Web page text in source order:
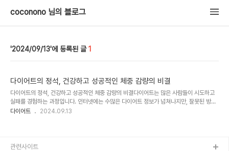
coconono 님의 블로그
2024/09/13 1
다이어트의 정석, 건강하고 성공적인 체중 감량의 비결
다이어트의 정석, 건강하고 성공적인 체중 감량의 비결다이어트는 많은 사람들이 시도하고
실패를 경험하는 과정입니다. 인터넷에는 수많은 다이어트 정보가 넘쳐나지만, 잘못된 방법
으로 다이어트를 진행하면 건강을 해치거나 요요현상을 겪게 될 수 있습니다. 건강하고 지속
건강한 생활습관 만들기많은 사람들은 다이어트를 단순히 체중 감량이라고 생각하지만, 다
다이어트 2024.09.13
관련사이트